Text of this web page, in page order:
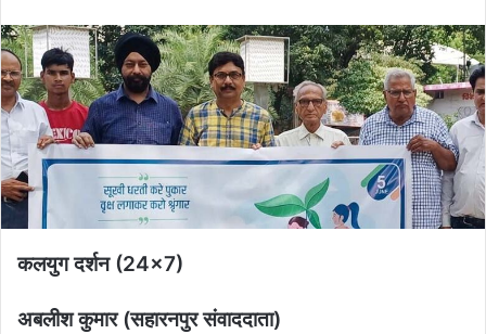
email
कलयुग दर्शन (24×7)
अबलीश कुमार (सहारनपुर संवाददाता)